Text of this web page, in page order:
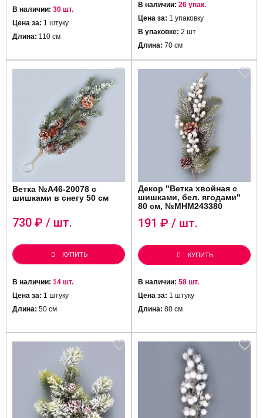
В наличии: 30 шт.
Цена за: 1 штуку
Длина: 110 см
В наличии: 26 упак.
Цена за: 1 упаковку
В упаковке: 2 шт
Длина: 70 см
Ветка №А46-20078 с
шишками в снегу 50 см
730 ₽ / шт.
КУПИТЬ
В наличии: 14 шт.
Цена за: 1 штуку
Длина: 50 см
Декор "Ветка хвойная с
шишками, бел. ягодами"
80 см, №MHM243380
191 ₽ / шт.
КУПИТЬ
В наличии: 58 шт.
Цена за: 1 штуку
Длина: 80 см